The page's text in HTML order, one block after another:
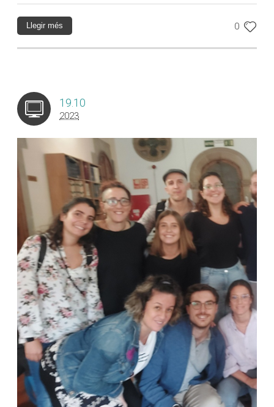
0
Llegir més
19.10
2023